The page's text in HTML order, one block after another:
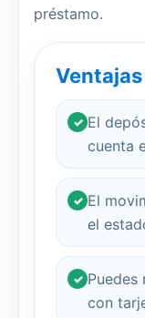
préstamo.
Ventajas
✓ El
cuenta
✓ El
el
✓
con